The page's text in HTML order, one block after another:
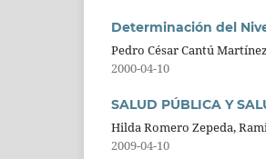
Determinación del
Pedro César Cantú
2000-04-10
SALUD PÚBLICA Y
Hilda Romero Zepeda,
2009-04-10